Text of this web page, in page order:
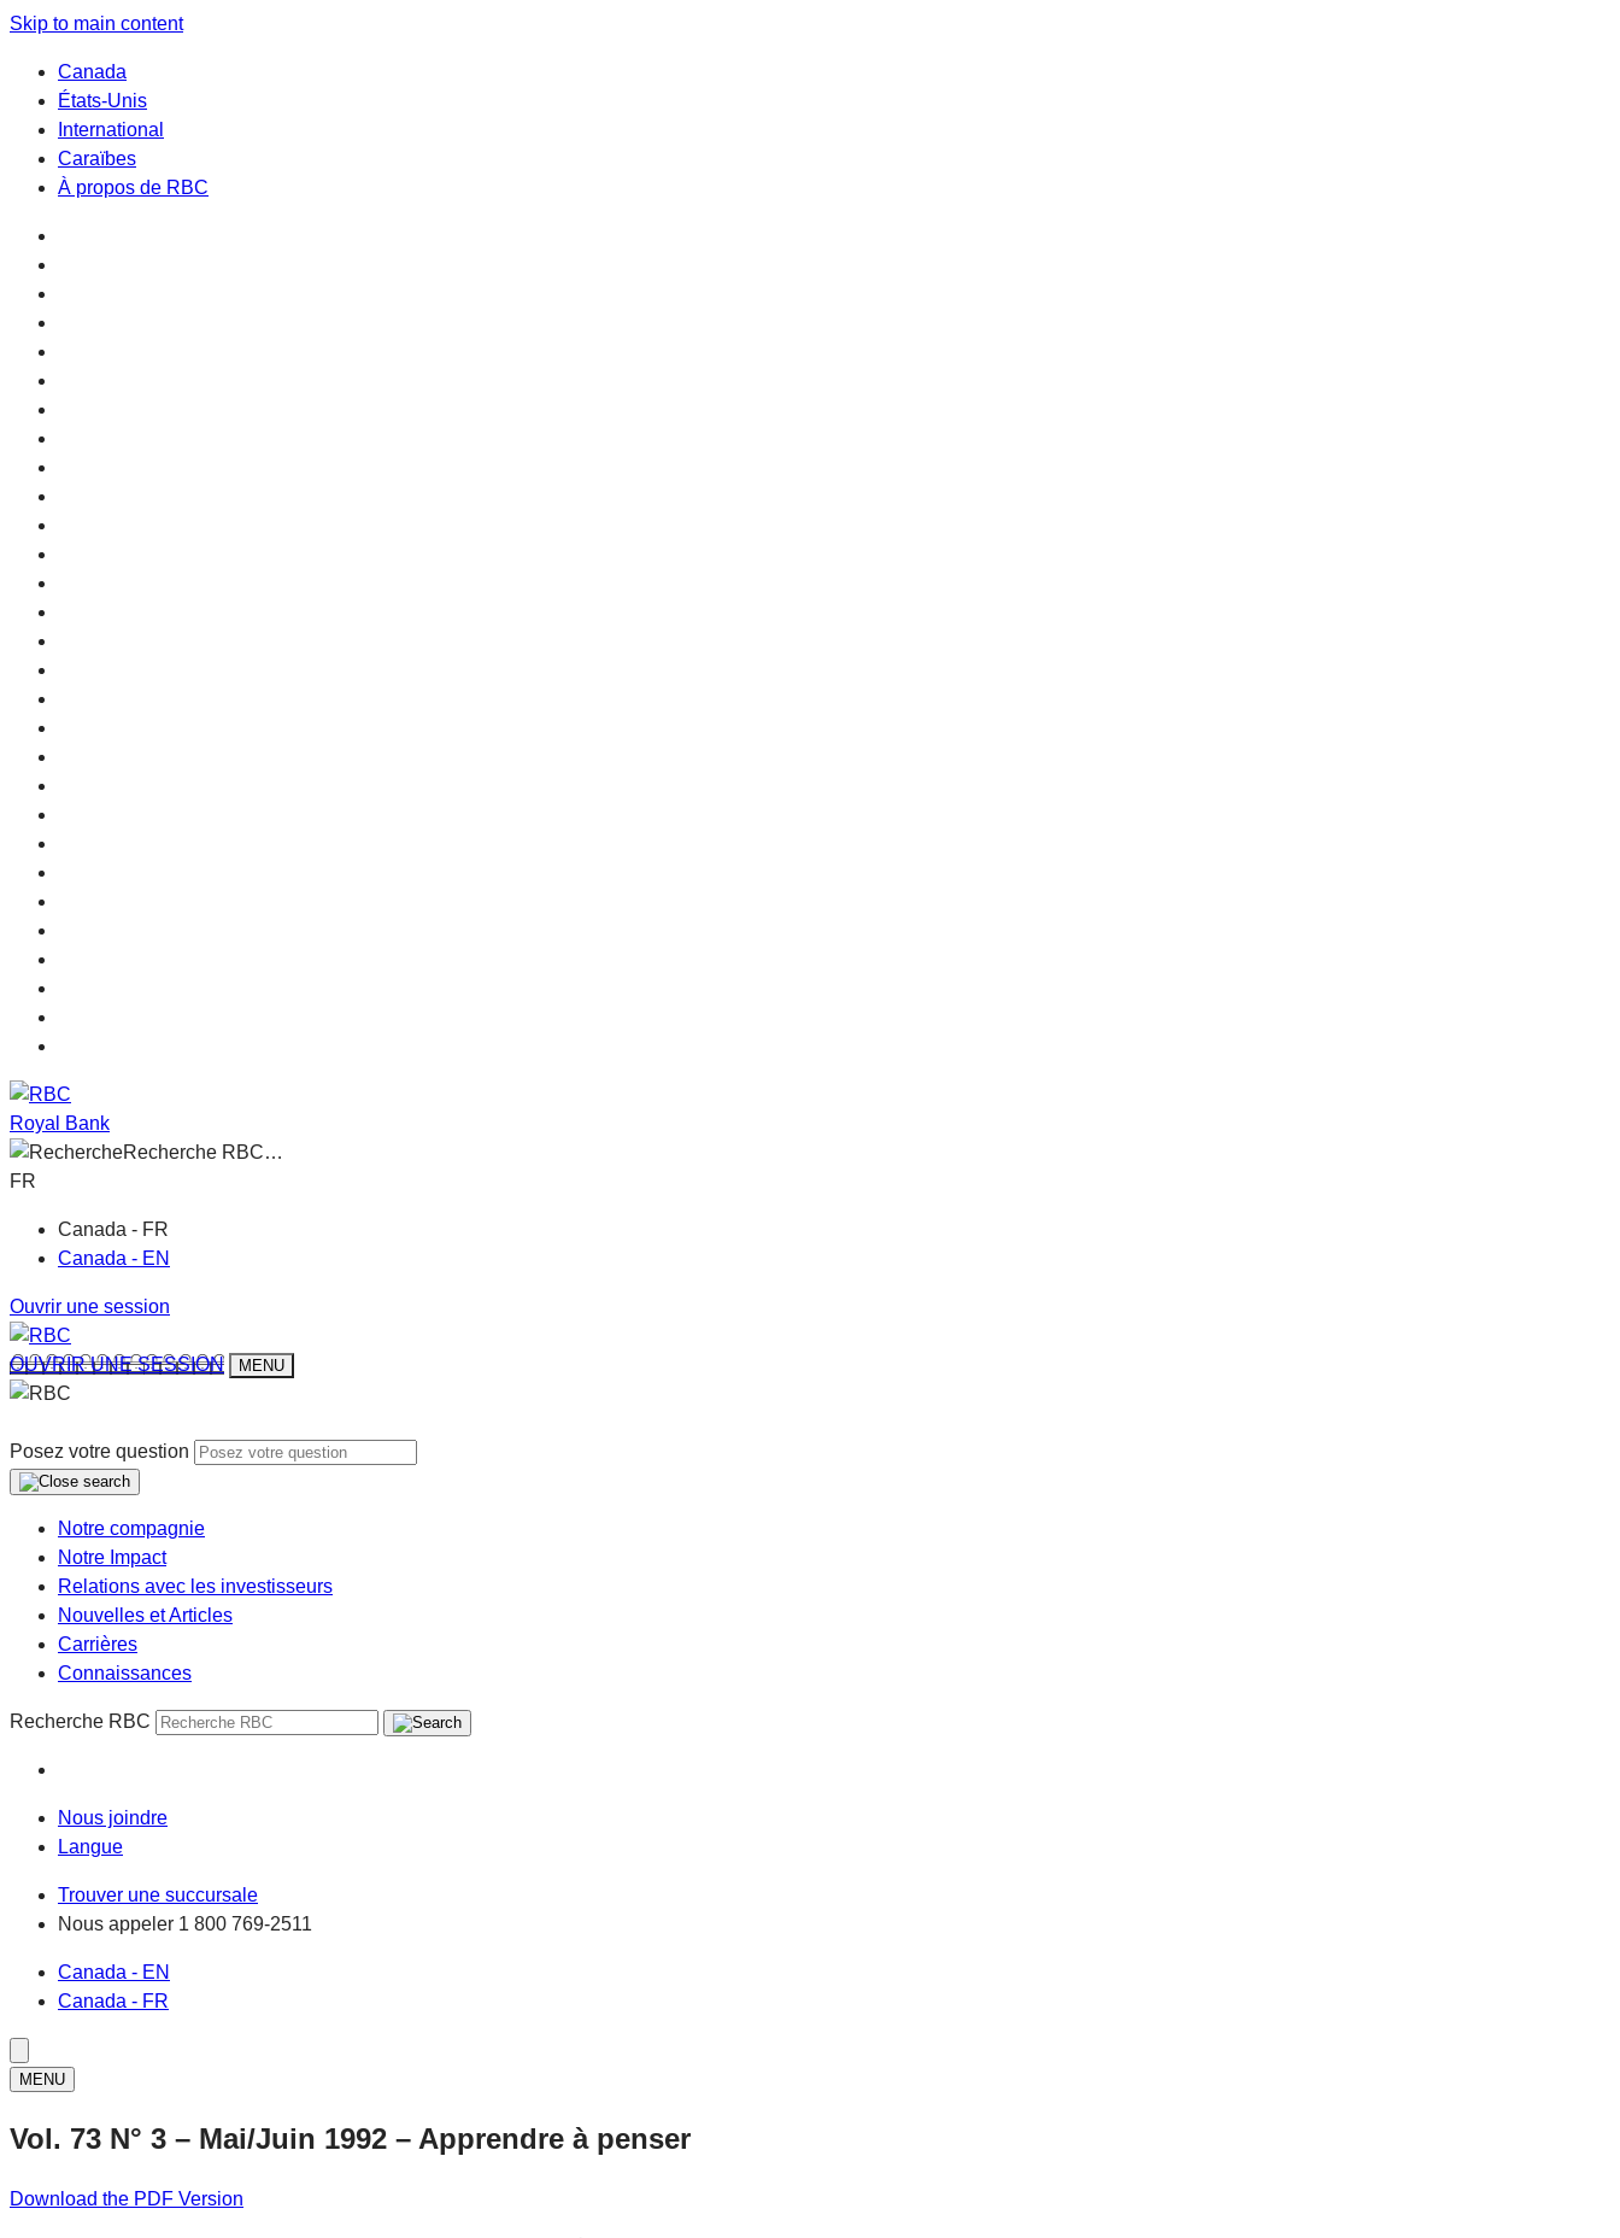
Skip to main content
Canada
États-Unis
International
Caraïbes
À propos de RBC
Royal Bank
Recherche RBC…
FR
Canada - FR
Canada - EN
Ouvrir une session
OUVRIR UNE SESSION MENU
Posez votre question
Notre compagnie
Notre Impact
Relations avec les investisseurs
Nouvelles et Articles
Carrières
Connaissances
Recherche RBC
Nous joindre
Langue
Trouver une succursale
Nous appeler 1 800 769-2511
Canada - EN
Canada - FR
MENU
Vol. 73 N° 3 – Mai/Juin 1992 – Apprendre à penser
Download the PDF Version